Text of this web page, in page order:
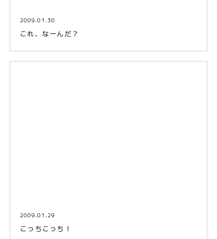
2009.01.30
これ、なーんだ？
2009.01.29
こっちこっち！